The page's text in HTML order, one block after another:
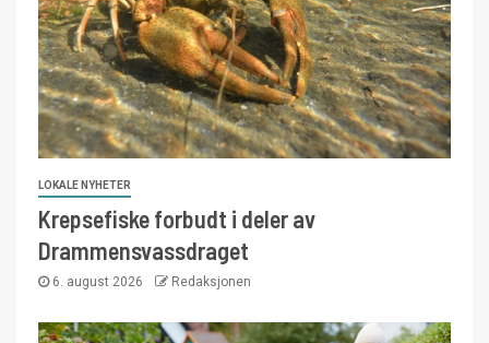
LOKALE NYHETER
Krepsefiske forbudt i deler av
Drammensvassdraget
6. august 2026 Redaksjonen